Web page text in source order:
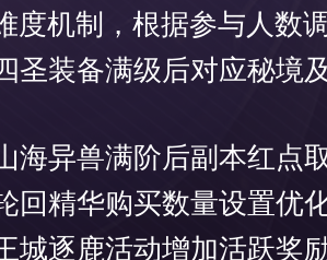
度机制，根据参与人数
圣装备满级后对应秘境
海异兽满阶后副本红点
回精华购买数量设置优
城逐鹿活动增加活跃奖